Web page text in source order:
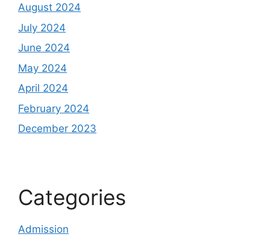
August 2024
July 2024
June 2024
May 2024
April 2024
February 2024
December 2023
Categories
Admission